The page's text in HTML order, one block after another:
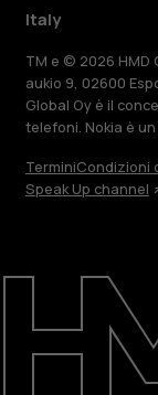
Ripara,
Sostenibilità
Assistenza
Italy
TM e © 2026 HMD
aukio 9, 02600
Global Oy è il
telefoni. Nokia è
TerminiCondizioni
Speak Up channel